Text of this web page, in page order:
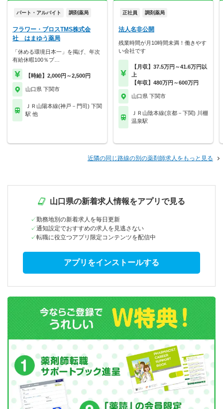
パート・アルバイト 調剤薬局
フラワー・ブロスTMS株式会
社 はまゆう薬局
「休める環境日本一」を掲げ、年次
有給休暇100％プ…
【時給】2,000円～2,500円
山口県 下関市
ＪＲ山陽本線(神戸－門司) 下関
駅 他
正社員 調剤薬局
法人名非公開
残業時間が月10時間未満！働きやす
い会社です
【月収】37.5万円～41.6万円以
上
【年収】480万円～600万円
山口県 下関市
ＪＲ山陰本線(京都－下関) 川棚
温泉駅
近隣の同じ路線の別の薬剤師求人をもっと見る
山口県の新着求人情報をアプリで見る
勤務地別の新着求人を毎日更新
通知設定でおすすめの求人を見逃さない
転職に役立つアプリ限定コンテンツを配信中
アプリをインストールする